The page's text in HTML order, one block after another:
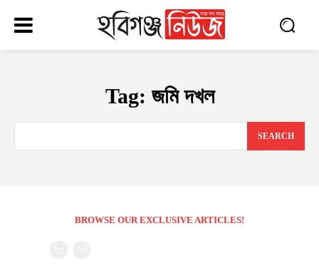
Tag: জমি দখল
SEARCH
BROWSE OUR EXCLUSIVE ARTICLES!